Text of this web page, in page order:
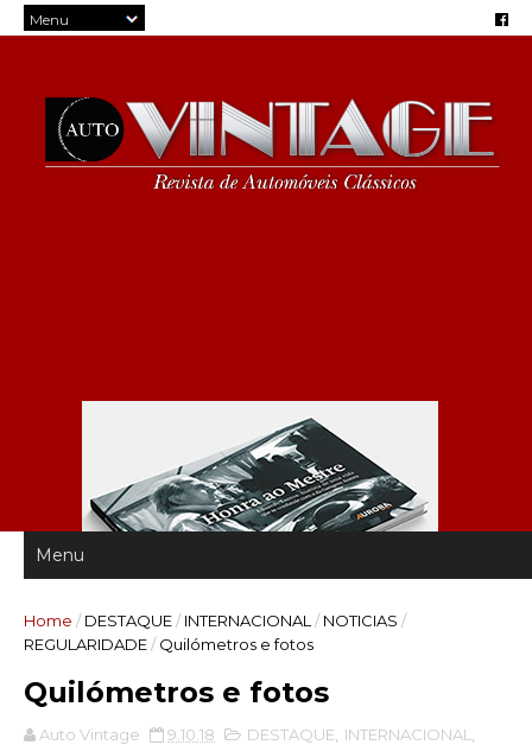
Home / DESTAQUE/ INTERNACIONAL / NOTICIAS /
REGULARIDADE/ Quilómetros e fotos
Quilómetros e fotos
Auto Vintage 9.10.18 DESTAQUE INTERNACIONAL